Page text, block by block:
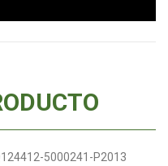
5000241-P2013